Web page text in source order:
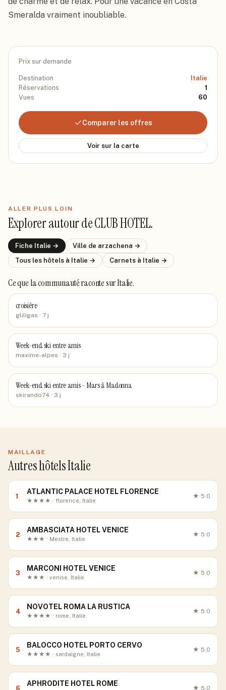
Smeralda vraiment inoubliable.
Prix sur demande
Destination
Italie
Réservations
1
Vues
60
Comparer les offres
Voir sur la carte
ALLER PLUS LOIN
Explorer autour deCLUB HOTEL.
Fiche Italie → Ville de arzachena →
Tous les hôtels à Italie → Carnets à Italie →
Ce que la communauté racontesur Italie.
croisière
gliligas · 7 j
Week-end ski entre amis
maxime-alpes · 3 j
Week-end ski entre amis - Mars à Madonna
skirando74 · 3 j
MAILLAGE
Autres hôtels Italie
1
ATLANTIC PALACE HOTEL FLORENCE
★★★★ · florence, Italie
★ 5.0
2
AMBASCIATA HOTEL VENICE
★★★ · Mestre, Italie
★ 5.0
3
MARCONI HOTEL VENICE
★★★ · venise, Italie
★ 5.0
4
NOVOTEL ROMA LA RUSTICA
★★★★ · rome, Italie
★ 5.0
5
BALOCCO HOTEL PORTO CERVO
★★★★ · sardaigne, Italie
★ 5.0
6
APHRODITE HOTEL ROME
★ 5.0